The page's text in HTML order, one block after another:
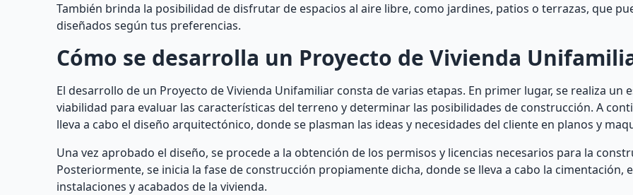
También brinda la posibilidad de disfrutar de espacios al aire libre, como jardines, patios o terrazas, que
diseñados según tus preferencias.
Cómo se desarrolla un Proyecto de Vivienda
El desarrollo de un Proyecto de Vivienda Unifamiliar consta de varias etapas. En primer lugar, se realiza un
viabilidad para evaluar las características del terreno y determinar las posibilidades de construcción. A
lleva a cabo el diseño arquitectónico, donde se plasman las ideas y necesidades del cliente en planos y
Una vez aprobado el diseño, se procede a la obtención de los permisos y licencias necesarios para la
Posteriormente, se inicia la fase de construcción propiamente dicha, donde se lleva a cabo la cimentación,
instalaciones y acabados de la vivienda.